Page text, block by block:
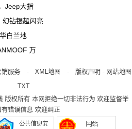
Jeep大指
幻钻银超闪亮
白兰地
万
销服务- XML地图 - 版权声明 - 网站地图
TXT
版权所有 本网拒绝一切非法行为 欢迎监督举
错误信息 欢迎纠正